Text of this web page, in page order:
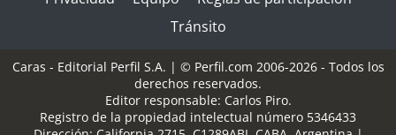
Tránsito
Caras - Editorial Perfil S.A. | © Perfil.com 2006-2026 - Todos los
derechos reservados.
Editor responsable: Carlos Piro.
Registro de la propiedad intelectual número 5346433